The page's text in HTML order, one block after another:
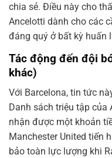
chia sẻ. Điều này cho
Ancelotti dành cho các
đáng quý ở bất kỳ huấn
Tác động đến đội
khác)
Với Barcelona, tin tức
Danh sách triệu tập
nhận được một khoản
Manchester United tiến
bảo toàn lực lượng khi